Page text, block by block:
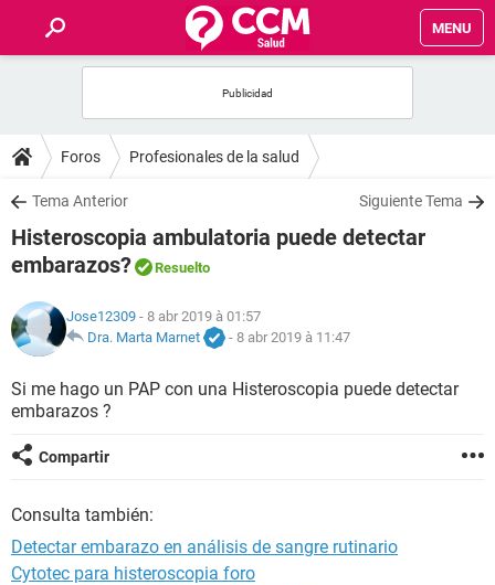
MENU
FORUMS
SALUD
FAMILIA
NUTRICIÓN
SEXUALIDAD
Foros Profesionales de la salud
Tema Anterior Siguiente Tema
Histeroscopia ambulatoria puede detectar
embarazos?
Resuelto
Jose12309 - 8 abr 2019 à 01:57
Dra. Marta Marnet
- 8 abr 2019 à 11:47
Si me hago un PAP con una Histeroscopia puede detectar
embarazos ?
Compartir
Consulta también:
Detectar embarazo en análisis de sangre rutinario
Cytotec para histeroscopia foro